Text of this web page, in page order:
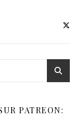
PATREON: